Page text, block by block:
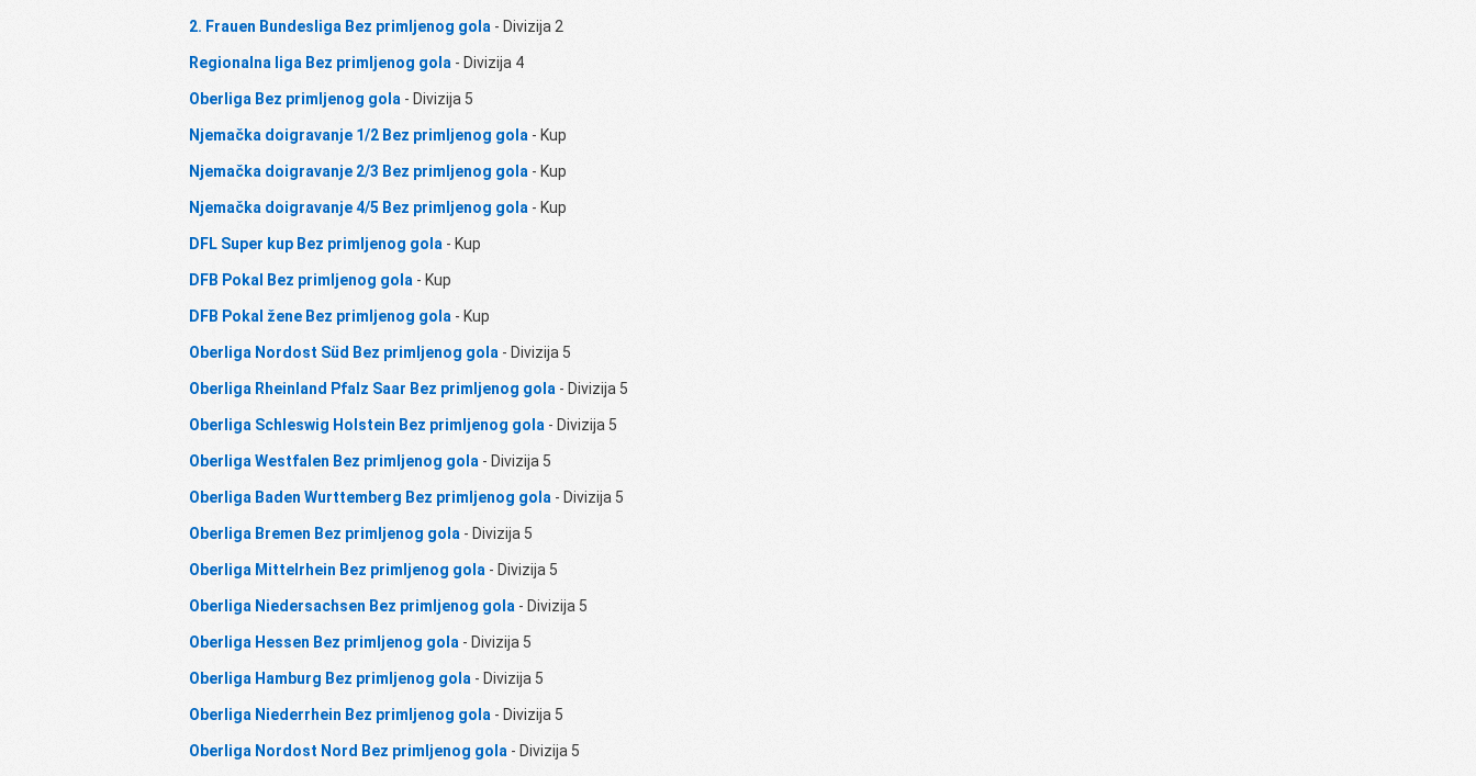
2. Frauen Bundesliga Bez primljenog gola - Divizija 2
Regionalna liga Bez primljenog gola - Divizija 4
Oberliga Bez primljenog gola - Divizija 5
Njemačka doigravanje 1/2 Bez primljenog gola - Kup
Njemačka doigravanje 2/3 Bez primljenog gola - Kup
Njemačka doigravanje 4/5 Bez primljenog gola - Kup
DFL Super kup Bez primljenog gola - Kup
DFB Pokal Bez primljenog gola - Kup
DFB Pokal žene Bez primljenog gola - Kup
Oberliga Nordost Süd Bez primljenog gola - Divizija 5
Oberliga Rheinland Pfalz Saar Bez primljenog gola - Divizija 5
Oberliga Schleswig Holstein Bez primljenog gola - Divizija 5
Oberliga Westfalen Bez primljenog gola - Divizija 5
Oberliga Baden Wurttemberg Bez primljenog gola - Divizija 5
Oberliga Bremen Bez primljenog gola - Divizija 5
Oberliga Mittelrhein Bez primljenog gola - Divizija 5
Oberliga Niedersachsen Bez primljenog gola - Divizija 5
Oberliga Hessen Bez primljenog gola - Divizija 5
Oberliga Hamburg Bez primljenog gola - Divizija 5
Oberliga Niederrhein Bez primljenog gola - Divizija 5
Oberliga Nordost Nord Bez primljenog gola - Divizija 5